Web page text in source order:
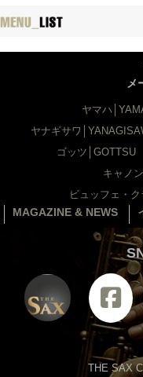
メ
ヤマハ
ヤナギサワ
ゴッツ│GOTTSU
キャノ
ビュッフェ・
MAGAZINE & NEWS
THE SAX